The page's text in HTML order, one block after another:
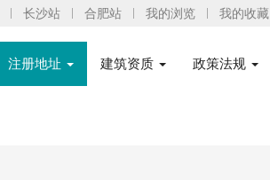
长沙站 合肥站 我的浏览 我的收藏
注册地址 建筑资质 政策法规